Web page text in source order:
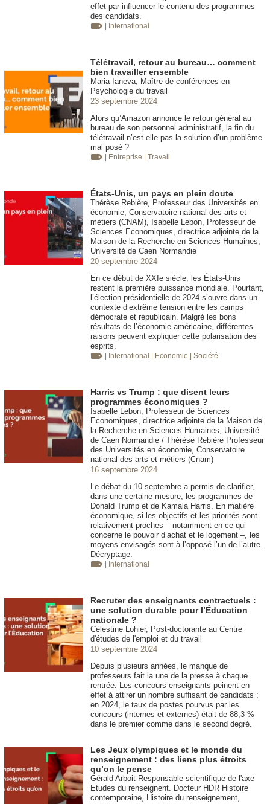
effet par influencer le contenu des programmes
des candidats.
| International
Télétravail, retour au bureau… comment
bien travailler ensemble
Maria Ianeva, Maître de conférences en
Psychologie du travail
23 septembre 2024
Alors qu’Amazon annonce le retour général au
bureau de son personnel administratif, la fin du
télétravail n’est-elle pas la solution d’un problème
mal posé ?
| Entreprise | Travail
États-Unis, un pays en plein doute
Thérèse Rebière, Professeur des Universités en
économie, Conservatoire national des arts et
métiers (CNAM), Isabelle Lebon, Professeur de
Sciences Economiques, directrice adjointe de la
Maison de la Recherche en Sciences Humaines,
Université de Caen Normandie
20 septembre 2024
En ce début de XXIe siècle, les États-Unis
restent la première puissance mondiale. Pourtant,
l’élection présidentielle de 2024 s’ouvre dans un
contexte d’extrême tension entre les camps
démocrate et républicain. Malgré les bons
résultats de l’économie américaine, différentes
raisons peuvent expliquer cette polarisation des
esprits.
| International | Economie | Société
Harris vs Trump : que disent leurs
programmes économiques ?
Isabelle Lebon, Professeur de Sciences
Economiques, directrice adjointe de la Maison de
la Recherche en Sciences Humaines, Université
de Caen Normandie / Thérèse Rebière Professeur
des Universités en économie, Conservatoire
national des arts et métiers (Cnam)
16 septembre 2024
Le débat du 10 septembre a permis de clarifier,
dans une certaine mesure, les programmes de
Donald Trump et de Kamala Harris. En matière
économique, si les objectifs et les priorités sont
relativement proches – notamment en ce qui
concerne le pouvoir d’achat et le logement –, les
moyens envisagés sont à l’opposé l’un de l’autre.
Décryptage.
| International
Recruter des enseignants contractuels :
une solution durable pour l’Éducation
nationale ?
Célestine Lohier, Post-doctorante au Centre
d'études de l'emploi et du travail
10 septembre 2024
Depuis plusieurs années, le manque de
professeurs fait la une de la presse à chaque
rentrée. Les concours enseignants peinent en
effet à attirer un nombre suffisant de candidats :
en 2024, le taux de postes pourvus par les
concours (internes et externes) était de 88,3 %
dans le premier comme dans le second degré.
Les Jeux olympiques et le monde du
renseignement : des liens plus étroits
qu’on le pense
Gérald Arboit Responsable scientifique de l'axe
Etudes du renseignent. Docteur HDR Histoire
contemporaine, Histoire du renseignement,